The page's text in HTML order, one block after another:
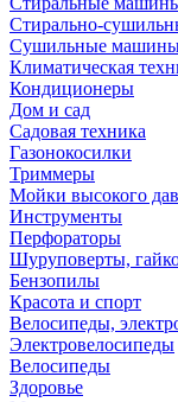
Стирально-
Сушильные
Климатическая
Кондиционеры
Дом и сад
Садовая техника
Газонокосилки
Триммеры
Мойки высокого
Инструменты
Перфораторы
Шуруповерты,
Бензопилы
Красота и спорт
Велосипеды,
Электровелосипеды
Велосипеды
Здоровье